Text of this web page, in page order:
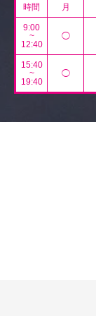
時間 月
9:00
~
12:40
◯
15:40
~
19:40
◯